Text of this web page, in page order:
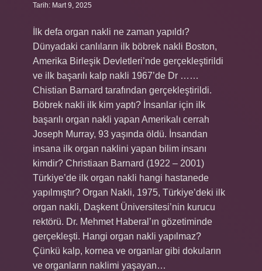
Tarih: Mart 9, 2025
İlk defa organ nakli ne zaman yapıldı?
Dünyadaki canlıların ilk böbrek nakli Boston,
Amerika Birleşik Devletleri’nde gerçekleştirildi
ve ilk başarılı kalp nakli 1967’de Dr ……
Chistian Barnard tarafından gerçekleştirildi.
Böbrek nakli ilk kim yaptı? İnsanlar için ilk
başarılı organ nakli yapan Amerikalı cerrah
Joseph Murray, 93 yaşında öldü. İnsandan
insana ilk organ naklini yapan bilim insanı
kimdir? Christiaan Barnard (1922 – 2001)
Türkiye’de ilk organ nakli hangi hastanede
yapılmıştır? Organ Nakli, 1975, Türkiye’deki ilk
organ nakli, Daşkent Üniversitesi’nin kurucu
rektörü. Dr. Mehmet Haberal’ın gözetiminde
gerçekleşti. Hangi organ nakli yapılmaz?
Çünkü kalp, kornea ve organlar gibi dokuların
ve organların naklimi yaşayan…